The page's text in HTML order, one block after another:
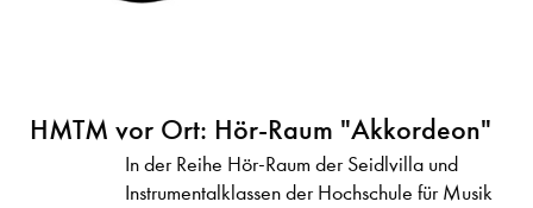
HMTM vor Ort: Hör-Raum "Akkordeon"
In der Reihe Hör-Raum der Seidlvilla und
Instrumentalklassen der Hochschule für Musik